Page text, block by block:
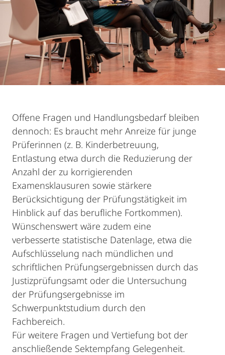
Offene Fragen und Handlungsbedarf bleiben
dennoch: Es braucht mehr Anreize für junge
Prüferinnen (z. B. Kinderbetreuung,
Entlastung etwa durch die Reduzierung der
Anzahl der zu korrigierenden
Examensklausuren sowie stärkere
Berücksichtigung der Prüfungstätigkeit im
Hinblick auf das berufliche Fortkommen).
Wünschenswert wäre zudem eine
verbesserte statistische Datenlage, etwa die
Aufschlüsselung nach mündlichen und
schriftlichen Prüfungsergebnissen durch das
Justizprüfungsamt oder die Untersuchung
der Prüfungsergebnisse im
Schwerpunktstudium durch den
Fachbereich.
Für weitere Fragen und Vertiefung bot der
anschließende Sektempfang Gelegenheit.